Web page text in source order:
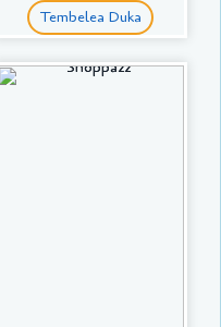
Tembelea Duka